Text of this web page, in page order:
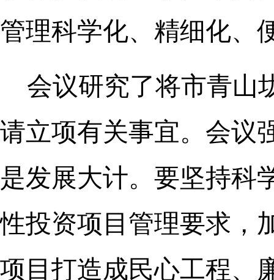
管理科学化、精细化、
会议研究了将市青山
请立项有关事宜。会议
是发展大计。要坚持科
性投资项目管理要求，
项目打造成民心工程、